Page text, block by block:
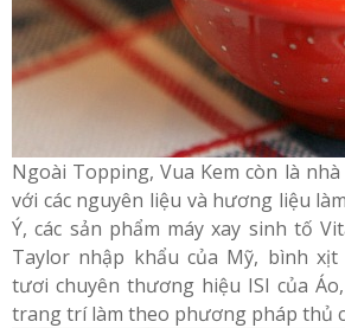
Ngoài Topping, Vua Kem còn là
với các nguyên liệu và hương liệu
Ý, các sản phẩm máy xay sinh tố
Taylor nhập khẩu của Mỹ, bình
tươi chuyên thương hiệu ISI của
trang trí làm theo phương pháp thủ